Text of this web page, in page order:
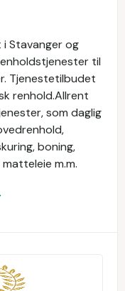
Stavanger og
til
Tjenestetilbudet
renhold.Allrent
som daglig
boning,
m.m.